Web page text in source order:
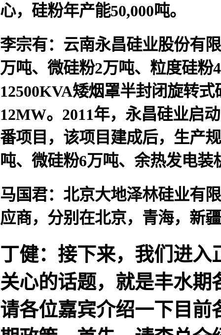
心，硅粉年产能50,000吨。
李宗有：云南永昌硅业股份有
万吨、微硅粉2万吨、粒度硅粉
12500KVA矮烟罩半封闭旋转
12MW。2011年，永昌硅业启
番项目，该项目建成后，生产
吨、微硅粉6万吨、余热发电装
马国君：北京大地泽林硅业有
应商，分别在北京，青海，新
丁健：接下来，我们进
关心的话题，就是丰水
请各位嘉宾介绍一下目前